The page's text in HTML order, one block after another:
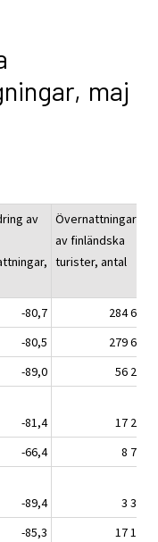
maj
av
Övernattningarna
av finländska
turister, antal
-80,7
284 617
-80,5
279 668
-89,0
56 254
-81,4
17 246
-66,4
8 729
-89,4
3 394
-85,3
17 125